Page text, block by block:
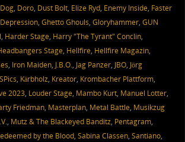
, Doro, Dust Bolt, Elize Ryd, Enemy Inside, Faster
, Ghetto Ghouls, Gloryhammer, GUN
, Harder Stage, Harry "The Tyrant" Conclin,
Stage, Hellfire, Hellfire Magazin,
, Iron Maiden, J.B.O., Jag Panzer, JBO, Jörg
, Kärbholz, Kreator, Krombacher Plattform,
2023, Louder Stage, Mambo Kurt, Manuel Lotter,
Friedman, Masterplan, Metal Battle, Musikzug
, Mutz & The Blackeyed Banditz, Pentagram,
by the Blood, Sabina Classen, Santiano,